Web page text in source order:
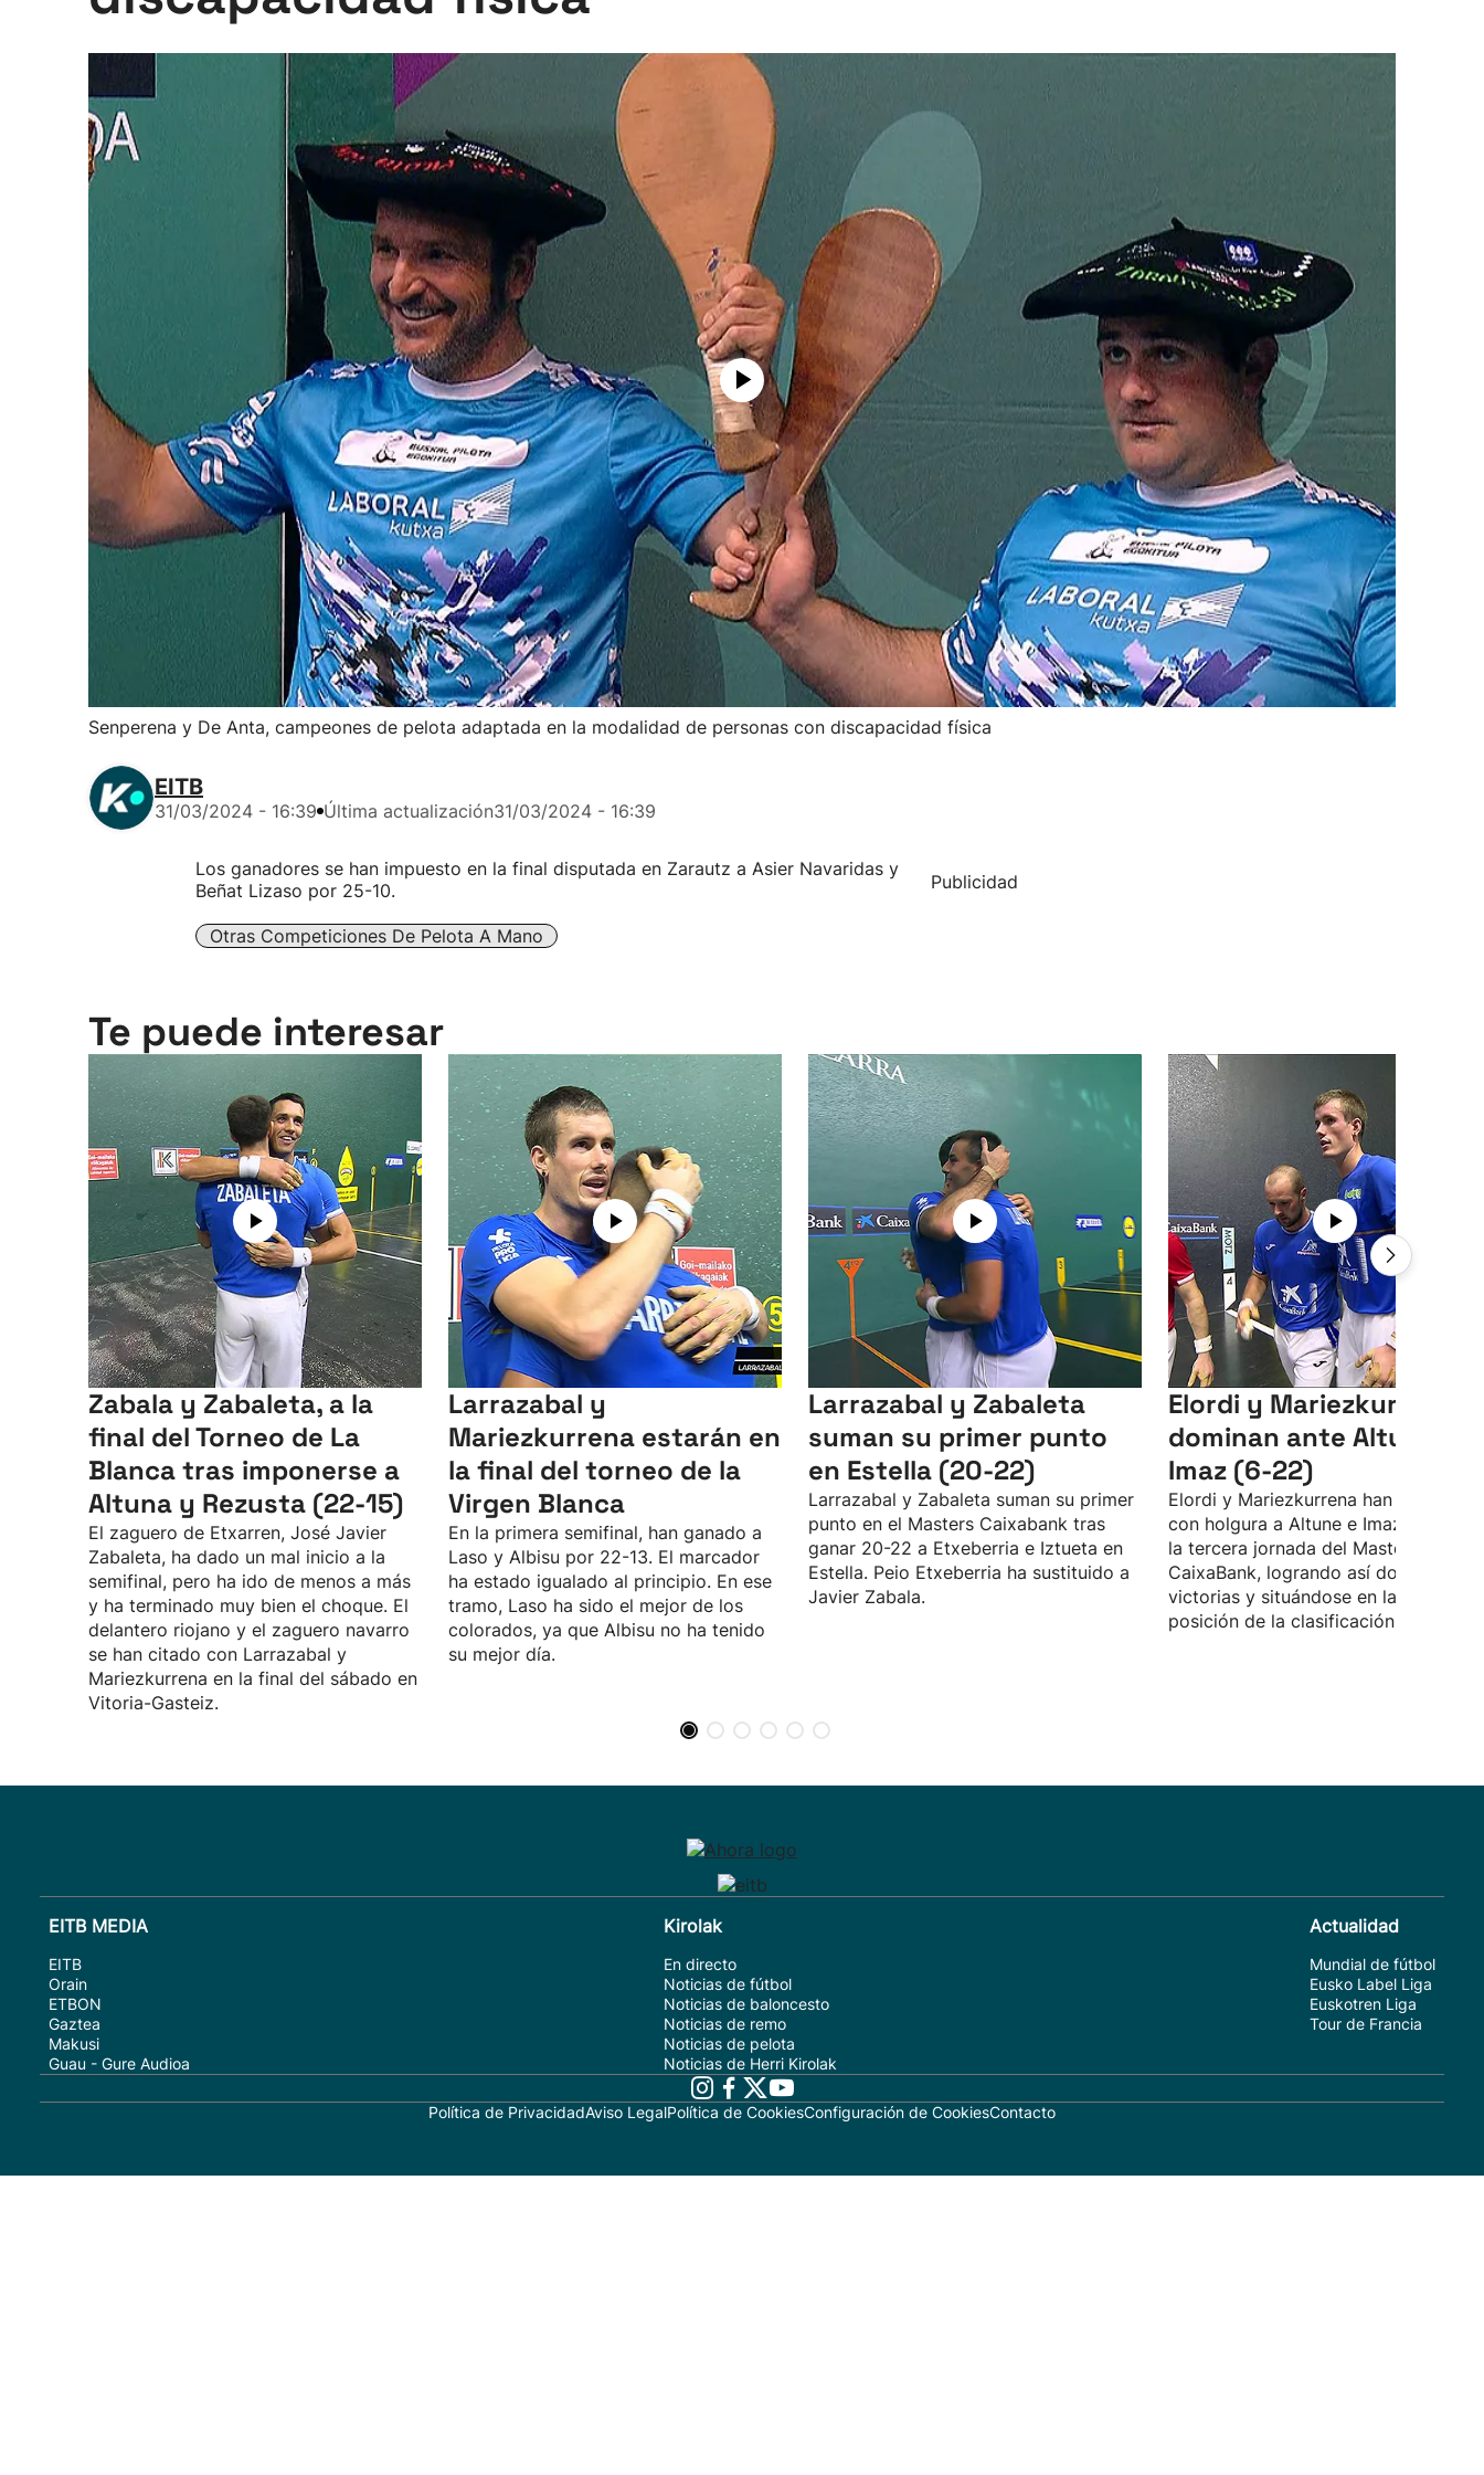
Senperena y De Anta, campeones de pelota adaptada en la modalidad de personas con discapacidad física
EITB
31/03/2024 - 16:39 Última actualización31/03/2024 - 16:39
Los ganadores se han impuesto en la final disputada en Zarautz a Asier Navaridas y
Beñat Lizaso por 25-10.
Otras Competiciones De Pelota A Mano
Publicidad
Te puede interesar
Zabala y Zabaleta, a la
final del Torneo de La
Blanca tras imponerse a
Altuna y Rezusta (22-15)
El zaguero de Etxarren, José Javier
Zabaleta, ha dado un mal inicio a la
semifinal, pero ha ido de menos a más
y ha terminado muy bien el choque. El
delantero riojano y el zaguero navarro
se han citado con Larrazabal y
Mariezkurrena en la final del sábado en
Vitoria-Gasteiz.
Larrazabal y
Mariezkurrena estarán en
la final del torneo de la
Virgen Blanca
En la primera semifinal, han ganado a
Laso y Albisu por 22-13. El marcador
ha estado igualado al principio. En ese
tramo, Laso ha sido el mejor de los
colorados, ya que Albisu no ha tenido
su mejor día.
Larrazabal y Zabaleta
suman su primer punto
en Estella (20-22)
Larrazabal y Zabaleta suman su primer
punto en el Masters Caixabank tras
ganar 20-22 a Etxeberria e Iztueta en
Estella. Peio Etxeberria ha sustituido a
Javier Zabala.
Elordi y Mariezkurrena
dominan ante Altuna e
Imaz (6-22)
Elordi y Mariezkurrena han superado
con holgura a Altune e Imaz (6-22)
la tercera jornada del Masters
CaixaBank, logrando así dos de dos
victorias y situándose en la segunda
posición de la clasificación.
EITB MEDIA
EITB
Orain
ETBON
Gaztea
Makusi
Guau - Gure Audioa
Kirolak
En directo
Noticias de fútbol
Noticias de baloncesto
Noticias de remo
Noticias de pelota
Noticias de Herri Kirolak
Actualidad
Mundial de fútbol
Eusko Label Liga
Euskotren Liga
Tour de Francia
Política de PrivacidadAviso LegalPolítica de CookiesConfiguración de CookiesContacto